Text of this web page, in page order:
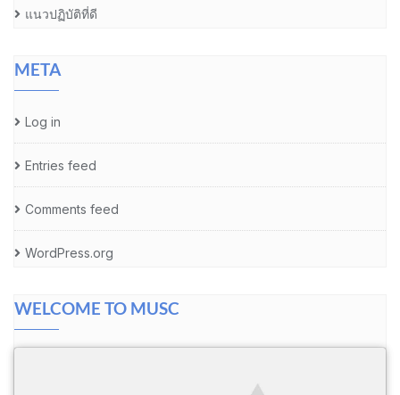
แนวปฏิบัติที่ดี
META
Log in
Entries feed
Comments feed
WordPress.org
WELCOME TO MUSC